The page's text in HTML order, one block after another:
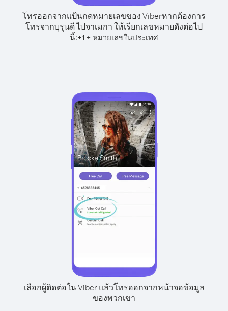
โทรออกจากแป้นกดหมายเลขของ Viberหากต้องการ
โทรจากบุรุนดี ไปจาเมกา ให้เรียกเลขหมายดังต่อไป
นี้:+1 + หมายเลขในประเทศ
เลือกผู้ติดต่อใน Viber แล้วโทรออกจากหน้าจอข้อมูล
ของพวกเขา